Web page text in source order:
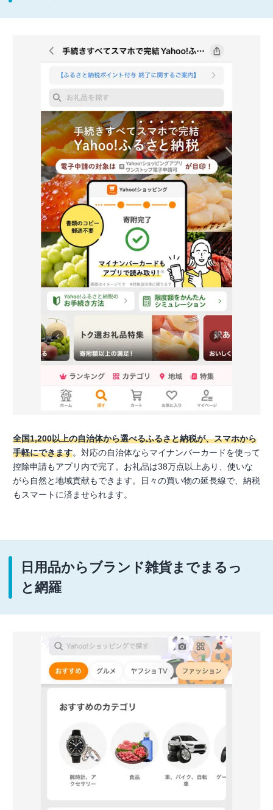
全国1,200以上の自治体から選べるふるさと納税が、スマホから
手軽にできます。対応の自治体ならマイナンバーカードを使って
控除申請もアプリ内で完了。お礼品は38万点以上あり、使いな
がら自然と地域貢献もできます。日々の買い物の延長線で、納税
もスマートに済ませられます。
日用品からブランド雑貨までまるっ
と網羅